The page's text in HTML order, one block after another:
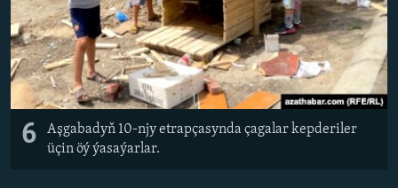
6
Aşgabadyň 10-njy etrapçasynda çagalar kepderiler
üçin öý ýasaýarlar.